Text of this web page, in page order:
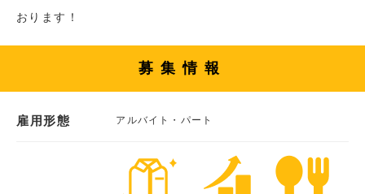
おります！
募集情報
雇用形態 アルバイト・パート